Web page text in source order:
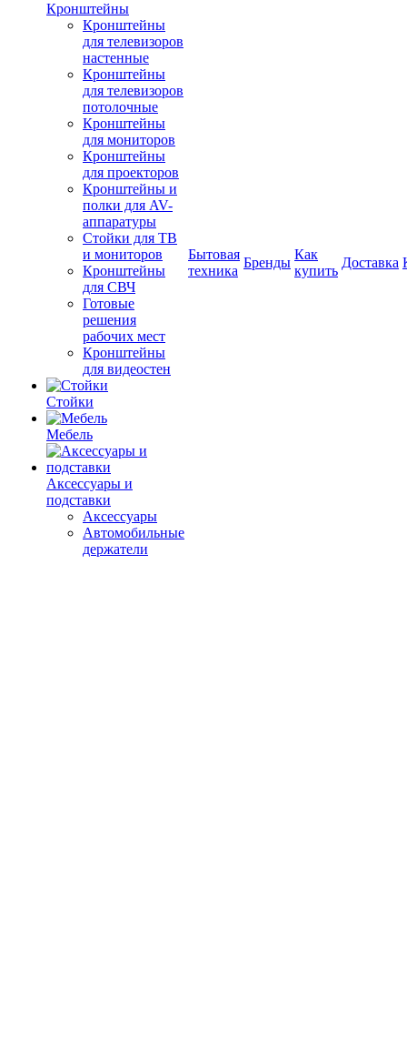
Кронштейны
Кронштейны
для телевизоров
настенные
Кронштейны
для телевизоров
потолочные
Кронштейны
для мониторов
Кронштейны
для проекторов
Кронштейны и
полки для AV-
аппаратуры
Стойки для ТВ
и мониторов
Кронштейны
для СВЧ
Готовые
решения
рабочих мест
Кронштейны
для видеостен
Стойки
Мебель
Аксессуары и
подставки
Аксессуары
Автомобильные
держатели
Бытовая
техника
Бренды
Как
купить
Доставка